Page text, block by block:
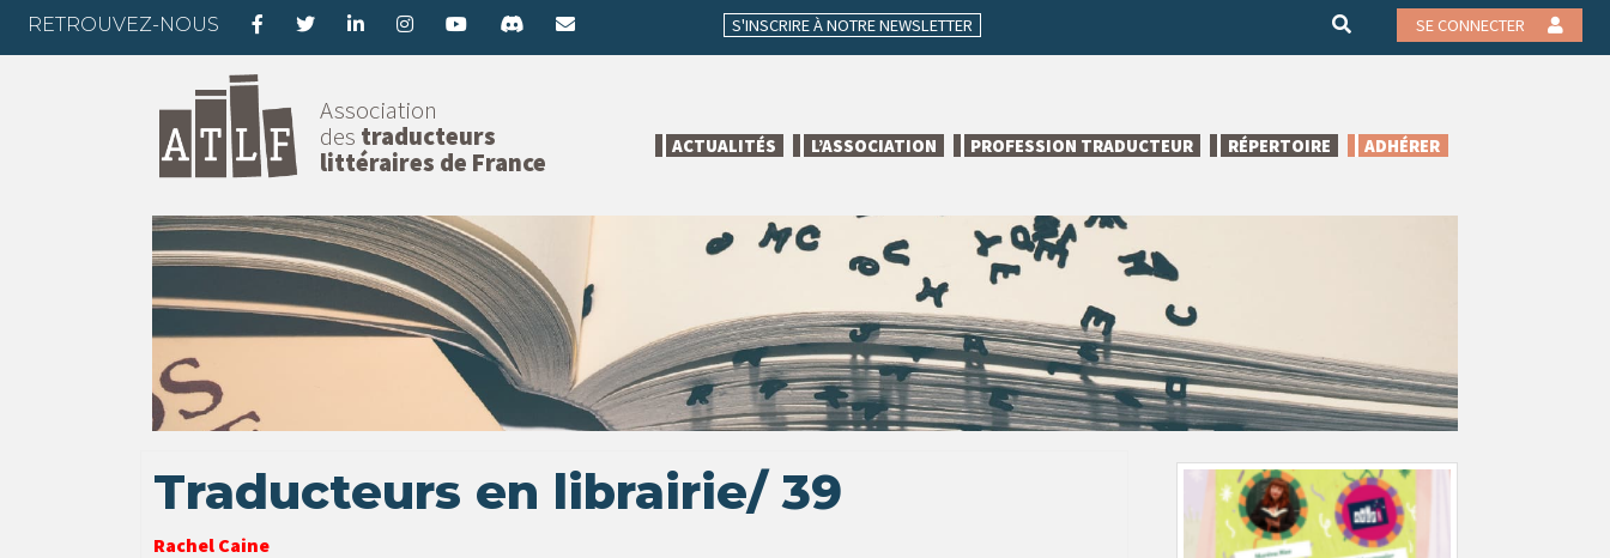
RETROUVEZ-NOUS S'INSCRIRE À NOTRE NEWSLETTER SE CONNECTER
Association
des traducteurs
littéraires de France
ACTUALITÉS L’ASSOCIATION PROFESSION TRADUCTEUR RÉPERTOIRE ADHÉRER
Traducteurs en librairie/ 39
Rachel Caine